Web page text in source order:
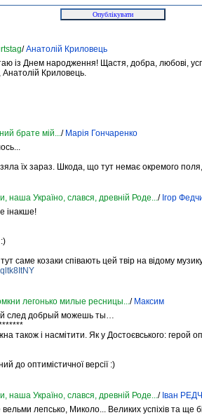
/Анатолій Криловець
із Днем народження! Щастя, добра, любові,
Криловець.
брате мій.../ Марія Гончаренко
їх зараз. Шкода, що тут немає окремого
наша Україно, слався, древній Роде.../ Ігор
інакше!
саме козаки співають цей твір на відому
легонько милые ресницы.../ Максим
след добрый можешь ты…
також і насмітити. Як у Достоєвського: герой
до оптимістичної версії :)
наша Україно, слався, древній Роде.../ Іван
лепсько, Миколо... Великих успіхів та ще